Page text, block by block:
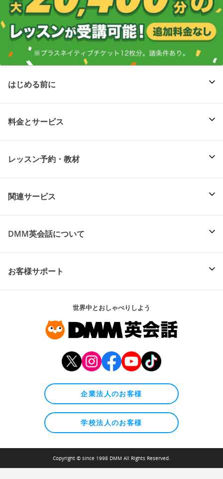
はじめる前に
料金とサービス
レッスン予約・教材
関連サービス
DMM英会話について
お客様サポート
世界中とおしゃべりしよう
企業法人のお客様
学校法人のお客様
Copyright © since 1998 DMM All Rights Reserved.